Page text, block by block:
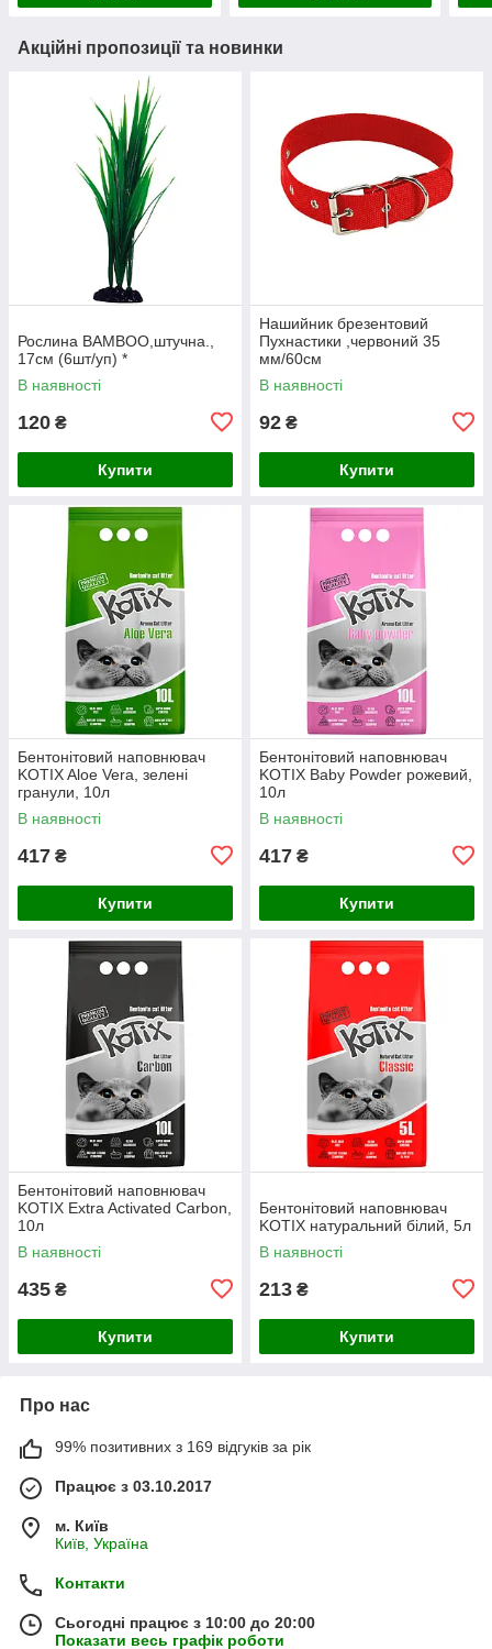
Акційні пропозиції та новинки
Рослина BAMBOO,штучна.,
17см (6шт/уп) *
В наявності
120 ₴
Купити
Нашийник брезентовий
Пухнастики ,червоний 35
мм/60см
В наявності
92 ₴
Купити
Бентонітовий наповнювач
KOTIX Aloe Vera, зелені
гранули, 10л
В наявності
417 ₴
Купити
Бентонітовий наповнювач
KOTIX Baby Powder рожевий,
10л
В наявності
417 ₴
Купити
Бентонітовий наповнювач
KOTIX Extra Activated Carbon,
10л
В наявності
435 ₴
Купити
Бентонітовий наповнювач
KOTIX натуральний білий, 5л
В наявності
213 ₴
Купити
Про нас
99% позитивних з 169 відгуків за рік
Працює з 03.10.2017
м. Київ
Київ, Україна
Контакти
Сьогодні працює з 10:00 до 20:00
Показати весь графік роботи